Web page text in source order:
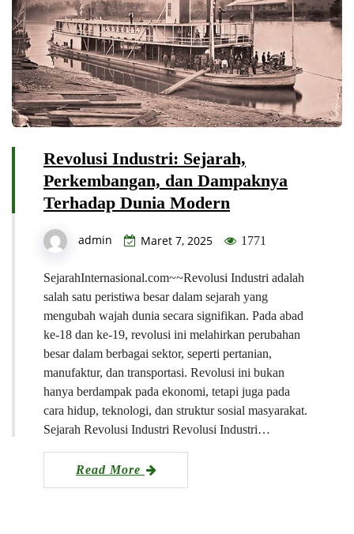
Revolusi Industri: Sejarah,
Perkembangan, dan Dampaknya
Terhadap Dunia Modern
admin Maret 7, 2025 1771
SejarahInternasional.com~~Revolusi Industri adalah
salah satu peristiwa besar dalam sejarah yang
mengubah wajah dunia secara signifikan. Pada abad
ke-18 dan ke-19, revolusi ini melahirkan perubahan
besar dalam berbagai sektor, seperti pertanian,
manufaktur, dan transportasi. Revolusi ini bukan
hanya berdampak pada ekonomi, tetapi juga pada
cara hidup, teknologi, dan struktur sosial masyarakat.
Sejarah Revolusi Industri Revolusi Industri…
Read More